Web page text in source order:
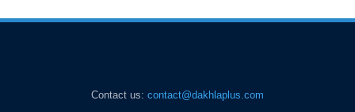
Contact us:contact@dakhlaplus.com